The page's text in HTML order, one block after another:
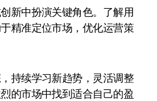
新中扮演关键角色。了解用
精准定位市场，优化运营策
持续学习新趋势，灵活调整
的市场中找到适合自己的盈